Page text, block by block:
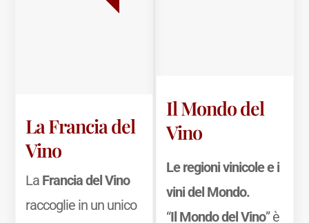
La Francia del
Vino
La Francia del Vino
raccoglie in un unico
Il Mondo del
Vino
Le regioni vinicole e i
vini del Mondo.
“Il Mondo del Vino” è